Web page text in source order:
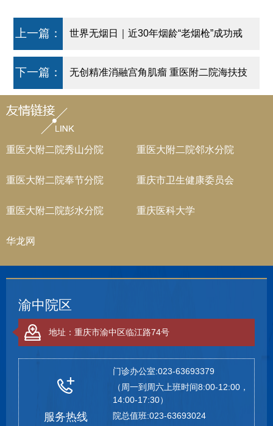
上一篇： 世界无烟日｜近30年烟龄“老烟枪”成功戒
烟，靠的是毅力？医生这么说→
下一篇： 无创精准消融宫角肌瘤 重医附二院海扶技
重医大附二院秀山分院 重医大附二院邻水分院
重医大附二院奉节分院 重庆市卫生健康委员会
重医大附二院彭水分院 重庆医科大学
华龙网
渝中院区
地址：重庆市渝中区临江路74号
服务热线
门诊办公室:023-63693379
（周一到周六上班时间8:00-12:00，
14:00-17:30）
院总值班:023-63693024